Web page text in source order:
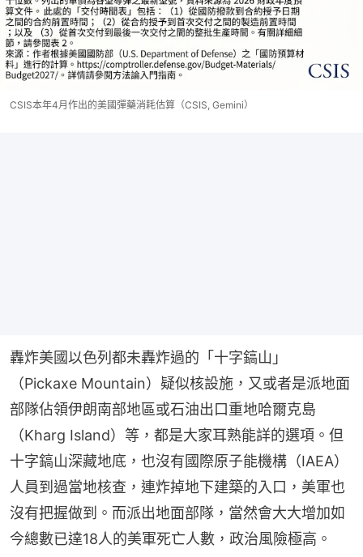
（Pickaxe Mountain）疑似核設施，又或者是派地面
部隊佔領伊朗南部地區或石油出口重地哈爾克島
（Kharg Island）等，都是大家耳熟能詳的選項。但
十字鎬山深藏地底，也沒有國際原子能機構（IAEA）
人員到過當地核查，連炸掉地下建築的入口，美軍也
沒有把握做到。而派出地面部隊，當然會大大增加如
今總數已達18人的美軍死亡人數，政治風險極高。